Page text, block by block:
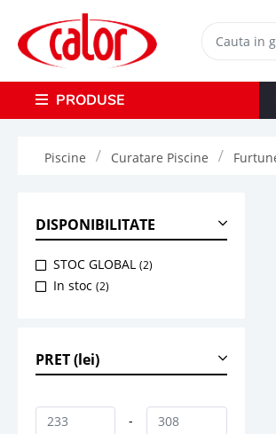
PRODUSE
Piscine Curatare Piscine
DISPONIBILITATE
STOC GLOBAL (2)
In stoc (2)
PRET (lei)
-